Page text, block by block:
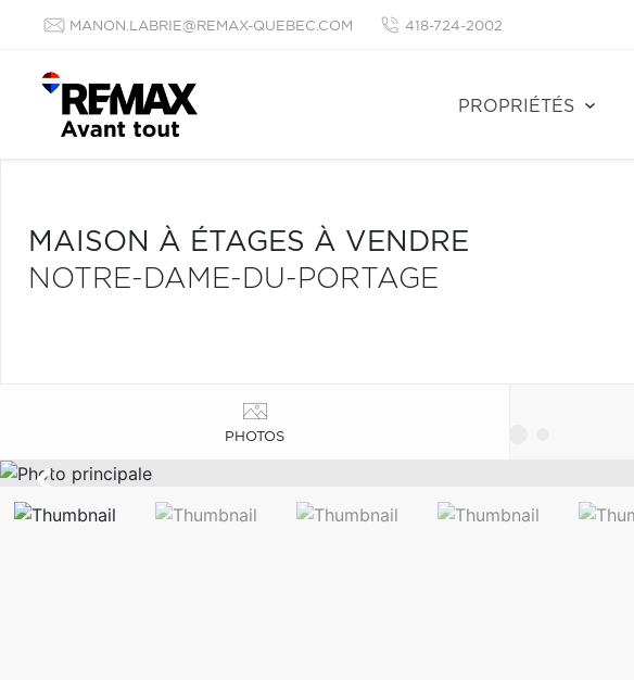
MANON.LABRIE@REMAX-QUEBEC.COM 418-724-2002
PROPRIÉTÉS
MAISON À ÉTAGES À VENDRE
NOTRE-DAME-DU-PORTAGE
PHOTOS